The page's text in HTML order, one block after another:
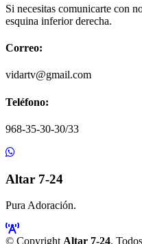
Si necesitas comunicarte con
esquina inferior derecha.
Correo:
vidartv@gmail.com
Teléfono:
968-35-30-30/33
Altar 7-24
Pura Adoración.
© Copyright Altar 7-24.